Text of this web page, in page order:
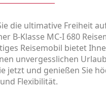
die ultimative Freiheit
B-Klasse MC-I 680
Reisemobil bietet
unvergesslichen
jetzt und genießen Sie
Flexibilität.